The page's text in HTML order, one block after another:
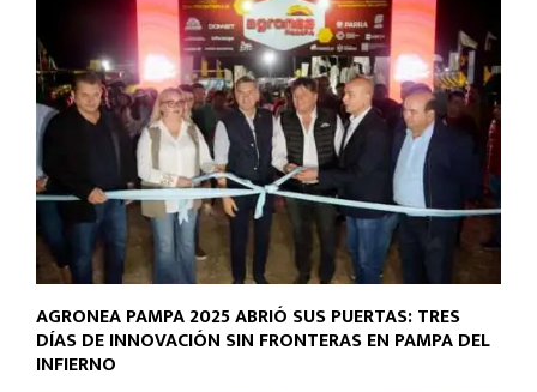
AGRONEA PAMPA 2025 ABRIÓ SUS PUERTAS: TRES
DÍAS DE INNOVACIÓN SIN FRONTERAS EN PAMPA DEL
INFIERNO